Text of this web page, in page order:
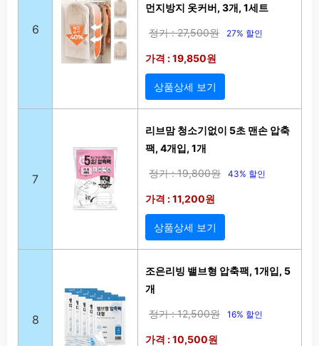
6
먼지방지 옷커버, 3개, 1세트
정가 : 27,500원 27% 할인
가격 : 19,850원
상품상세 보기
7
리브맘 청소기없이 5초 맨손 압축
팩, 4개입, 1개
정가 : 19,800원 43% 할인
가격 : 11,200원
상품상세 보기
8
조은리빙 밸브형 압축팩, 1개입, 5
개
정가 : 12,500원 16% 할인
가격 : 10,500원